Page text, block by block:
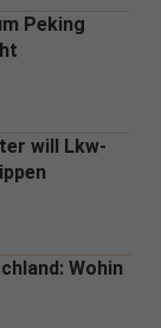
Peking
will Lkw-
Wohin